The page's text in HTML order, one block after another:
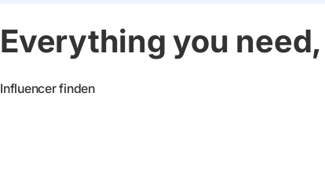
Everything you
Influencer finden